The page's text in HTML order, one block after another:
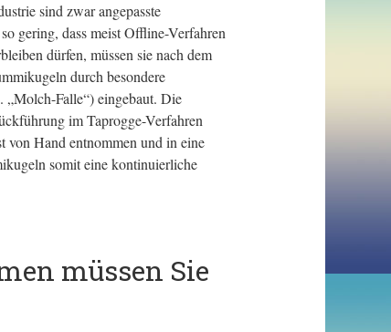
sind zwar angepasste
gering, dass meist Offline-Verfahren
dürfen, müssen sie nach dem
durch besondere
„Molch-Falle“) eingebaut. Die
im Taprogge-Verfahren
von Hand entnommen und in eine
somit eine kontinuierliche
müssen Sie